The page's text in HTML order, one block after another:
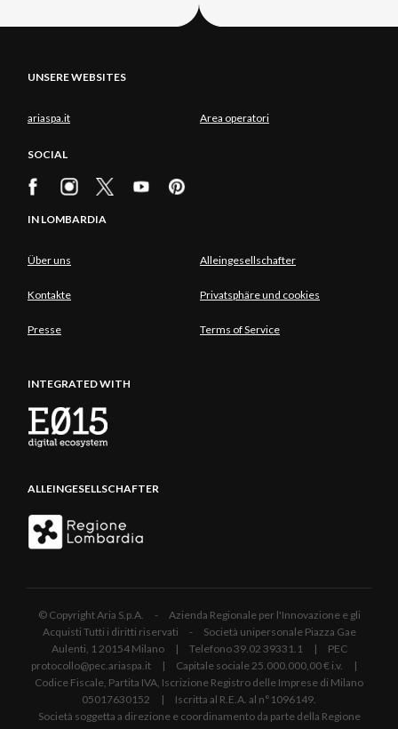
UNSERE WEBSITES
ariaspa.it Area operatori
SOCIAL
IN LOMBARDIA
Über uns Alleingesellschafter
Kontakte Privatsphäre und cookies
Presse Terms of Service
INTEGRATED WITH
ALLEINGESELLSCHAFTER
© Copyright Aria S.p.A. - Azienda Regionale per l'Innovazione e gli
Acquisti Tutti i diritti riservati - Società unipersonale Piazza Gae
Aulenti, 1 20154 Milano | Telefono 39.02 39331.1 | PEC
protocollo@pec.ariaspa.it | Capitale sociale 25.000.000,00 € i.v. |
Codice Fiscale, Partita IVA, Iscrizione Registro delle Imprese di Milano
05017630152 | Iscritta al R.E.A. al n°1096149.
Società soggetta a direzione e coordinamento da parte della Regione